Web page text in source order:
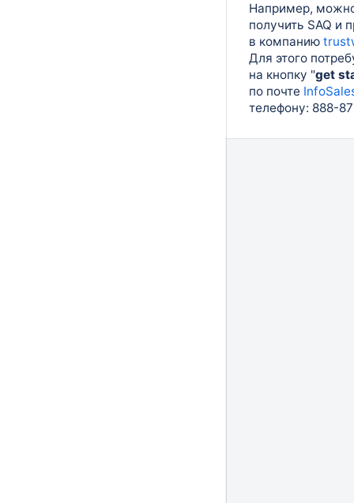
Например, можно
получить SAQ и
в компанию
Для этого
на кнопку "get
по почте
телефону: 888-